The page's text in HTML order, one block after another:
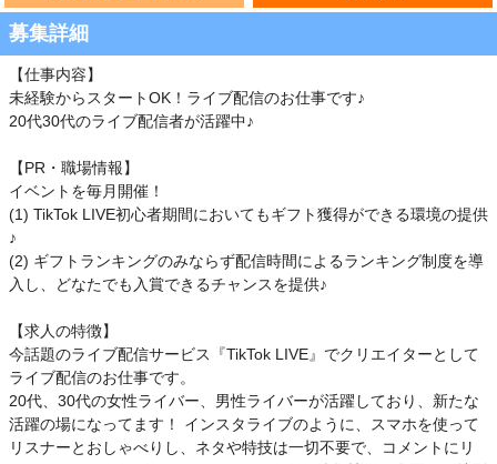
募集詳細
【仕事内容】
未経験からスタートOK！ライブ配信のお仕事です♪
20代30代のライブ配信者が活躍中♪
【PR・職場情報】
イベントを毎月開催！
(1) TikTok LIVE初心者期間においてもギフト獲得ができる環境の提供
♪
(2) ギフトランキングのみならず配信時間によるランキング制度を導
入し、どなたでも入賞できるチャンスを提供♪
【求人の特徴】
今話題のライブ配信サービス『TikTok LIVE』でクリエイターとして
ライブ配信のお仕事です。
20代、30代の女性ライバー、男性ライバーが活躍しており、新たな
活躍の場になってます！ インスタライブのように、スマホを使って
リスナーとおしゃべりし、ネタや特技は一切不要で、コメントにリ